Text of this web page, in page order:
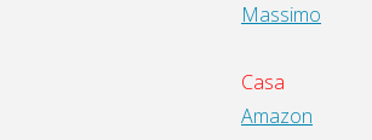
Massimo
Casa
Amazon